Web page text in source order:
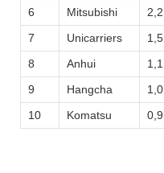
6
Mitsubishi
2,2
7
Unicarriers
1,5
8
Anhui
1,1
9
Hangcha
1,0
10
Komatsu 0,9